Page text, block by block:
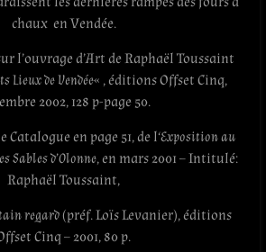
chaux en Vendée.
l’ouvrage d’Art de Raphaël Toussaint
Lieux de Vendée« , éditions Offset Cinq,‎
2002, 128 p-page 50.
en page 51, de l‘Exposition au
Sables d’Olonne, en mars 2001 – Intitulé:
Raphaël Toussaint,
regard(préf. Loïs Levanier), éditions
Cinq – 2001, 80 p.